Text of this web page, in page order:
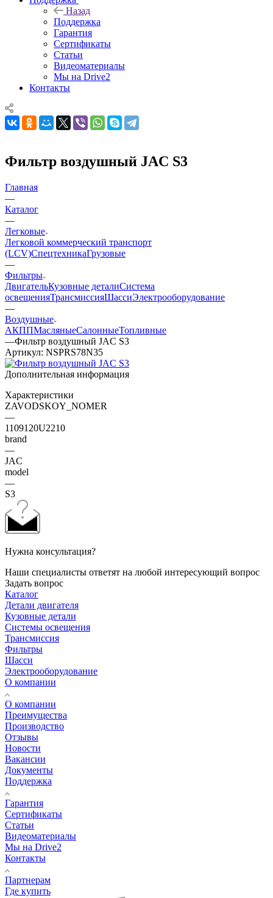
Назад
Поддержка
Гарантия
Сертификаты
Статьи
Видеоматериалы
Мы на Drive2
Контакты
Фильтр воздушный JAC S3
Главная
—
Каталог
—
Легковые
Легковой коммерческий транспорт
(LCV)СпецтехникаГрузовые
—
Фильтры
ДвигательКузовные деталиСистема
освещенияТрансмиссияШассиЭлектрооборудование
—
Воздушные
АКППМасляныеСалонныеТопливные
—Фильтр воздушный JAC S3
Артикул: NSPRS78N35
Дополнительная информация
Характеристики
ZAVODSKOY_NOMER
—
1109120U2210
brand
—
JAC
model
—
S3
Нужна консультация?
Наши специалисты ответят на любой интересующий вопрос
Задать вопрос
Каталог
Детали двигателя
Кузовные детали
Системы освещения
Трансмиссия
Фильтры
Шасси
Электрооборудование
О компании
О компании
Преимущества
Производство
Отзывы
Новости
Вакансии
Документы
Поддержка
Гарантия
Сертификаты
Статьи
Видеоматериалы
Мы на Drive2
Контакты
Партнерам
Где купить